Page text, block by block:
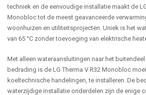
techniek en de eenvoudige installatie maakt de
Monobloc tot de meest geavanceerde
woonhuizen en utiliteitsprojecten. Uniek is het
van 65 °C zonder toevoeging van elektrische
Met alleen wateraansluitingen naar het
bedrading is de LG Therma V R32 Monobloc
koeltechnische handelingen, te installeren. De
waterzijdige installatie onderdelen zijn de enige